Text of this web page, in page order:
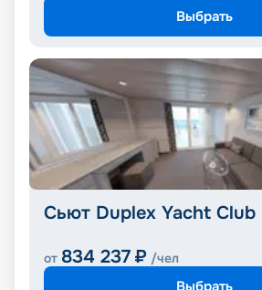
Выбрать
Сьют Duplex Yacht Club
от 834 237 ₽ /чел
Выбрать